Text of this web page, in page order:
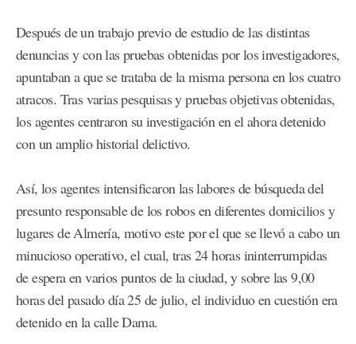
Después de un trabajo previo de estudio de las distintas
denuncias y con las pruebas obtenidas por los investigadores,
apuntaban a que se trataba de la misma persona en los cuatro
atracos. Tras varias pesquisas y pruebas objetivas obtenidas,
los agentes centraron su investigación en el ahora detenido
con un amplio historial delictivo.
Así, los agentes intensificaron las labores de búsqueda del
presunto responsable de los robos en diferentes domicilios y
lugares de Almería, motivo este por el que se llevó a cabo un
minucioso operativo, el cual, tras 24 horas ininterrumpidas
de espera en varios puntos de la ciudad, y sobre las 9,00
horas del pasado día 25 de julio, el individuo en cuestión era
detenido en la calle Dama.